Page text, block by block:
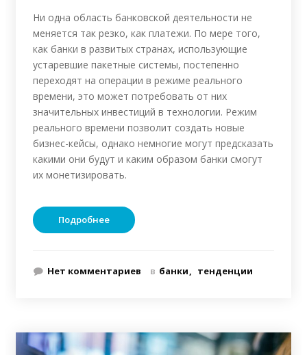
Ни одна область банковской деятельности не
меняется так резко, как платежи. По мере того,
как банки в развитых странах, использующие
устаревшие пакетные системы, постепенно
переходят на операции в режиме реального
времени, это может потребовать от них
значительных инвестиций в технологии. Режим
реального времени позволит создать новые
бизнес-кейсы, однако немногие могут предсказать
какими они будут и каким образом банки смогут
их монетизировать.
Подробнее
Нет комментариев в банки тенденции